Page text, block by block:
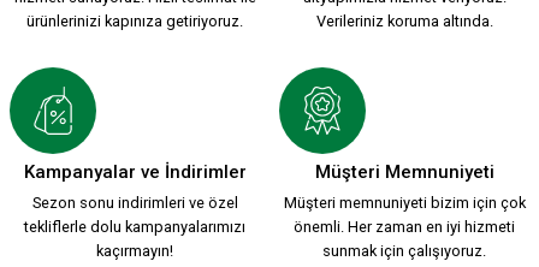
449,90 TL
ARMA EFSANE PORSELEN MUG
449,90 TL
ürünlerinizi kapınıza getiriyoruz.
Verileriniz koruma altında.
Kampanyalar ve İndirimler
Sezon sonu indirimleri ve özel
tekliflerle dolu kampanyalarımızı
kaçırmayın!
Müşteri Memnuniyeti
Müşteri memnuniyeti bizim için çok
önemli. Her zaman en iyi hizmeti
sunmak için çalışıyoruz.